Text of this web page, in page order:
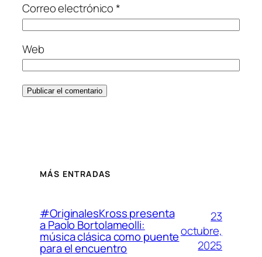
Correo electrónico*
Web
MÁS ENTRADAS
#OriginalesKross presenta
a Paolo Bortolameolli:
música clásica como puente
para el encuentro
23
octubre,
2025